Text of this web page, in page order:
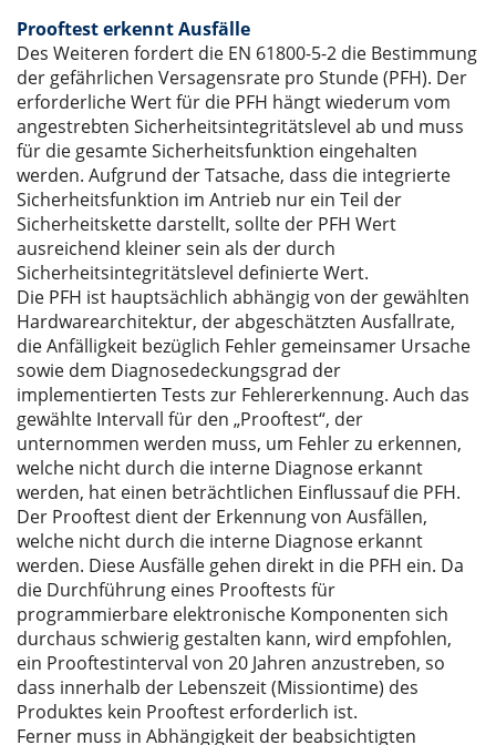
Prooftest erkennt Ausfälle
Des Weiteren fordert die EN 61800-5-2 die Bestimmung
der gefährlichen Versagensrate pro Stunde (PFH). Der
erforderliche Wert für die PFH hängt wiederum vom
angestrebten Sicherheitsintegritätslevel ab und muss
für die gesamte Sicherheitsfunktion eingehalten
werden. Aufgrund der Tatsache, dass die integrierte
Sicherheitsfunktion im Antrieb nur ein Teil der
Sicherheitskette darstellt, sollte der PFH Wert
ausreichend kleiner sein als der durch
Sicherheitsintegritätslevel definierte Wert.
Die PFH ist hauptsächlich abhängig von der gewählten
Hardwarearchitektur, der abgeschätzten Ausfallrate,
die Anfälligkeit bezüglich Fehler gemeinsamer Ursache
sowie dem Diagnosedeckungsgrad der
implementierten Tests zur Fehlererkennung. Auch das
gewählte Intervall für den „Prooftest“, der
unternommen werden muss, um Fehler zu erkennen,
welche nicht durch die interne Diagnose erkannt
werden, hat einen beträchtlichen Einflussauf die PFH.
Der Prooftest dient der Erkennung von Ausfällen,
welche nicht durch die interne Diagnose erkannt
werden. Diese Ausfälle gehen direkt in die PFH ein. Da
die Durchführung eines Prooftests für
programmierbare elektronische Komponenten sich
durchaus schwierig gestalten kann, wird empfohlen,
ein Prooftestinterval von 20 Jahren anzustreben, so
dass innerhalb der Lebenszeit (Missiontime) des
Produktes kein Prooftest erforderlich ist.
Ferner muss in Abhängigkeit der beabsichtigten